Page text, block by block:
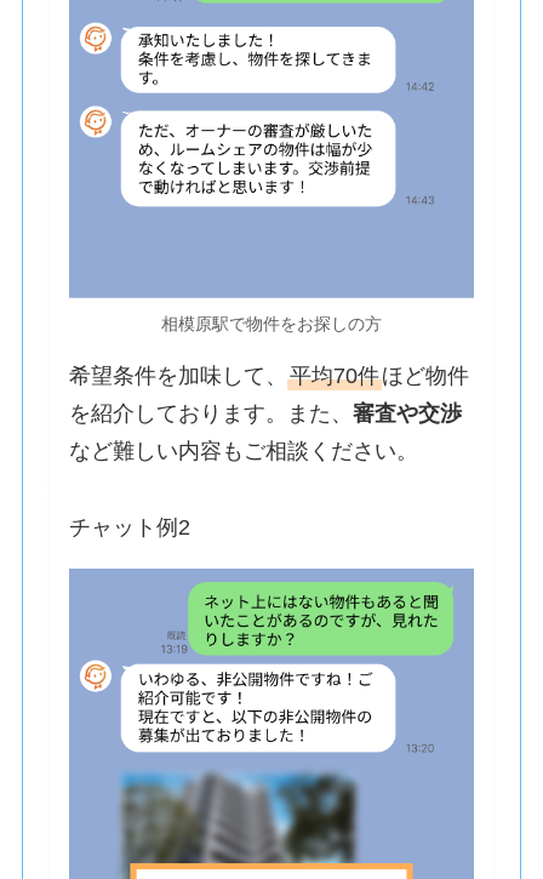
相模原駅で物件をお探しの方
希望条件を加味して、平均70件ほど物件
を紹介しております。また、審査や交渉
など難しい内容もご相談ください。
チャット例2